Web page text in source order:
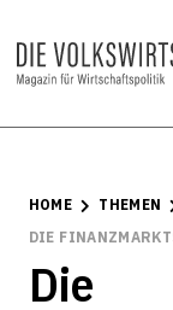
HOME THEMEN
DIE
Die